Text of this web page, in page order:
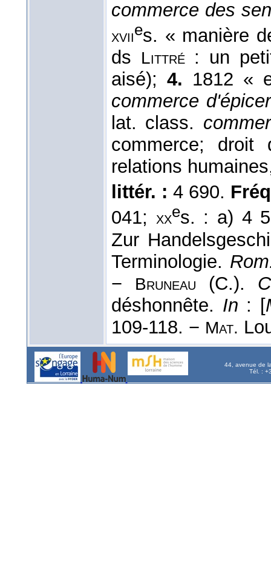
commerce des
xviies. « manière
ds
Littré: un
aisé); 4. 1812 «
commerce
lat. class.
commerce;
relations
littér. : 4 690.
041; xxes. : a) 4
Zur
Terminologie.
−
Bruneau (C.).
déshonnête. In : [
109-118. − Mat.
44, avenue de
Tél. :